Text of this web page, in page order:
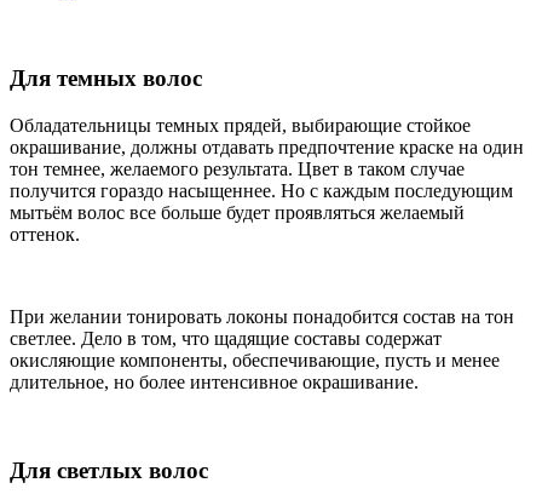
Для темных волос
Обладательницы темных прядей, выбирающие стойкое
окрашивание, должны отдавать предпочтение краске на один
тон темнее, желаемого результата. Цвет в таком случае
получится гораздо насыщеннее. Но с каждым последующим
мытьём волос все больше будет проявляться желаемый
оттенок.
При желании тонировать локоны понадобится состав на тон
светлее. Дело в том, что щадящие составы содержат
окисляющие компоненты, обеспечивающие, пусть и менее
длительное, но более интенсивное окрашивание.
Для светлых волос